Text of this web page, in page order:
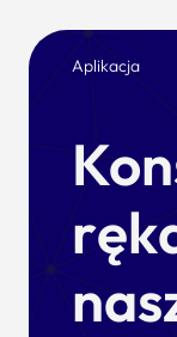
Aplikacja